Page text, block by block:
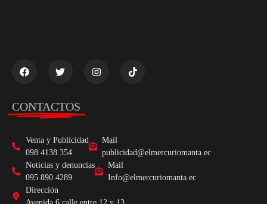
CONTACTOS
Venta y Publicidad
098 4138 354
Mail
publicidad@elmercuriomanta.ec
Noticias y denuncias
095 890 4289
Mail
Info@elmercuriomanta.ec
Dirección